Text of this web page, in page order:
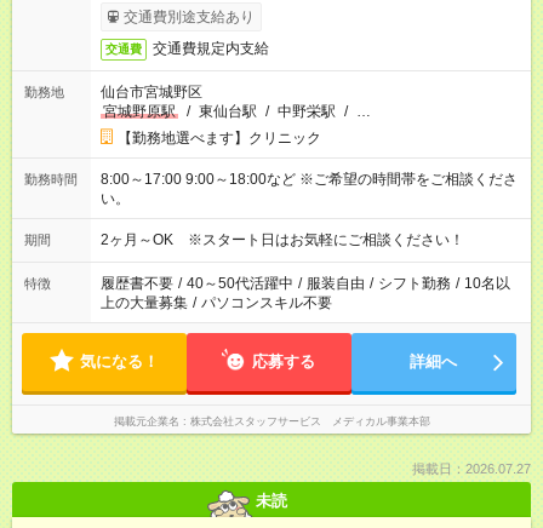
交通費別途支給あり
交通費 交通費規定内支給
勤務地
仙台市宮城野区
宮城野原駅
/ 東仙台駅 / 中野栄駅 / …
【勤務地選べます】クリニック
勤務時間
8:00～17:00 9:00～18:00など ※ご希望の時間帯をご相談くださ
い。
期間 2ヶ月～OK ※スタート日はお気軽にご相談ください！
特徴 履歴書不要 / 40～50代活躍中 / 服装自由 / シフト勤務 / 10名以
上の大量募集 / パソコンスキル不要
気になる！ 応募する 詳細へ
掲載元企業名 株式会社スタッフサービス メディカル事業本部
掲載日：2026.07.27
未読